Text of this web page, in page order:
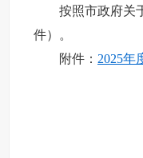
按照市政府关
件）。
附件： 2025年